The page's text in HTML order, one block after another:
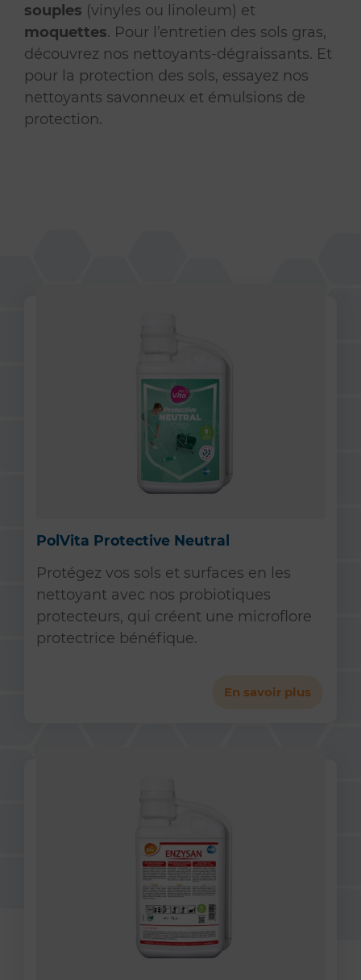
souples (vinyles ou linoleum) et
moquettes. Pour l’entretien des sols gras,
découvrez nos nettoyants-dégraissants. Et
pour la protection des sols, essayez nos
nettoyants savonneux et émulsions de
protection.
PolVita Protective Neutral
Protégez vos sols et surfaces en les
nettoyant avec nos probiotiques
protecteurs, qui créent une microflore
protectrice bénéfique.
En savoir plus